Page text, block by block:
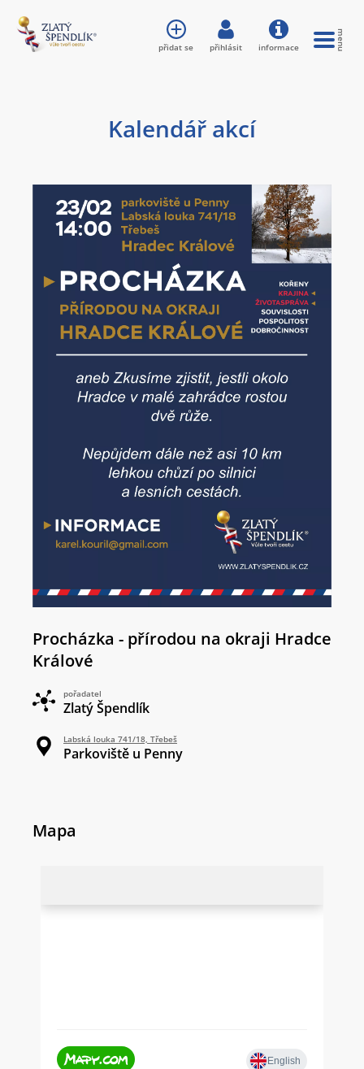
Kalendář akcí
Procházka - přírodou na okraji Hradce
Králové
pořadatel
Zlatý Špendlík
Labská louka 741/18, Třebeš
Parkoviště u Penny
Mapa
přidat se přihlásit informace